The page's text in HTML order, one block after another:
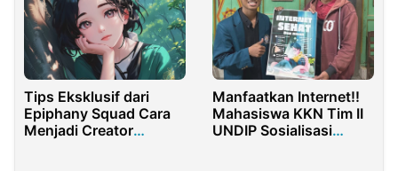
Tips Eksklusif dari
Epiphany Squad Cara
Menjadi Creator
Manfaatkan Internet!!
Mahasiswa KKN Tim II
UNDIP Sosialisasi